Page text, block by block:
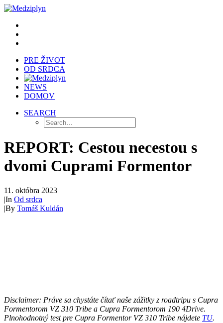
PRE ŽIVOT
OD SRDCA
NEWS
DOMOV
SEARCH
REPORT: Cestou necestou s
dvomi Cuprami Formentor
11. októbra 2023
|In Od srdca
|By Tomáš Kuldán
Disclaimer: Práve sa chystáte čítať naše zážitky z roadtripu s Cupra
Formentorom VZ 310 Tribe a Cupra Formentorom 190 4Drive.
Plnohodnotný test pre Cupra Formentor VZ 310 Tribe nájdete TU.